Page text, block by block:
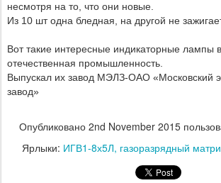
несмотря на то, что они новые.
Из 10 шт одна бледная, на другой не
Вот такие интересные индикаторные лампы
отечественная промышленность.
Выпускал их завод МЭЛЗ-ОАО «Московский
завод»
Опубликовано 2nd November 2015
Ярлыки: ИГВ1-8х5Л газоразрядный